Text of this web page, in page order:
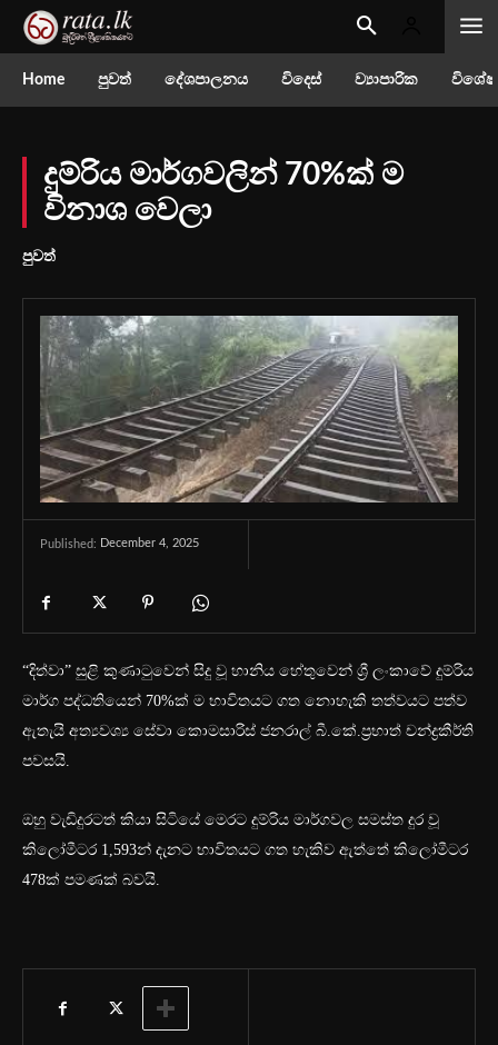
Home පුවත් දේශපාලනය විදෙස් ව්‍යාපාරික
දුම්රිය මාර්ගවලින් 70%ක් ම
විනාශ වෙලා
පුවත්
Published: December 4, 2025
“දිත්වා” සුළි කුණාටුවෙන් සිදු වූ හානිය හේතුවෙන් ශ්‍රී ලංකාවේ දුම්රිය
මාර්ග පද්ධතියෙන් 70%ක් ම භාවිතයට ගත නොහැකි තත්වයට පත්ව
ඇතැයි අත්‍යවශ්‍ය සේවා කොමසාරිස් ජනරාල් බී.කේ.ප්‍රභාත් චන්ද්‍රකීර්ති
පවසයි.
ඔහු වැඩිදුරටත් කියා සිටියේ මෙරට දුම්රිය මාර්ගවල සමස්ත දුර වූ
කිලෝමීටර 1,593න් දැනට භාවිතයට ගත හැකිව ඇත්තේ කිලෝමීටර
478ක් පමණක් බවයි.